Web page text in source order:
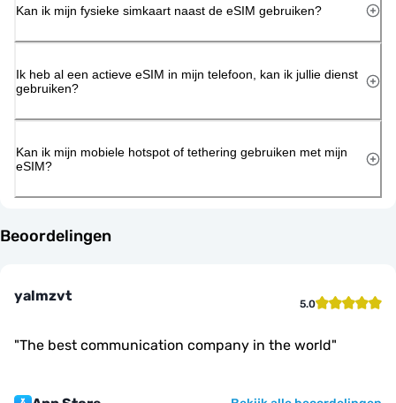
Kan ik mijn fysieke simkaart naast de eSIM gebruiken?
Ik heb al een actieve eSIM in mijn telefoon, kan ik jullie dienst
gebruiken?
Kan ik mijn mobiele hotspot of tethering gebruiken met mijn
eSIM?
Beoordelingen
yalmzvt 5.0
"The best communication company in the world"